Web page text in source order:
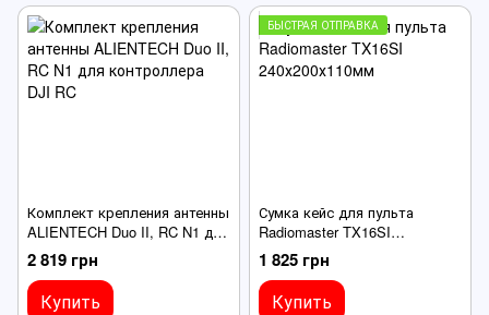
Комплект крепления антенны
ALIENTECH Duo II, RC N1 для
контроллера DJI RC
2 819 грн
Купить
БЫСТРАЯ ОТПРАВКА
Сумка кейс для пульта
Radiomaster TX16SI
240х200х110мм
1 825 грн
Купить